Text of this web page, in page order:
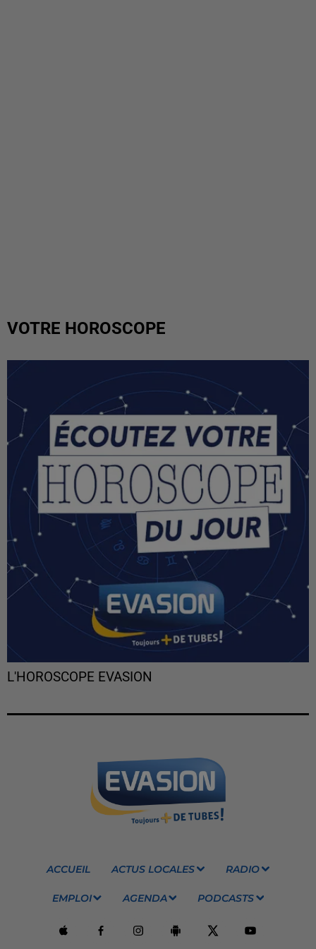
VOTRE HOROSCOPE
L'HOROSCOPE EVASION
ACCUEIL ACTUS LOCALES RADIO
EMPLOI AGENDA PODCASTS